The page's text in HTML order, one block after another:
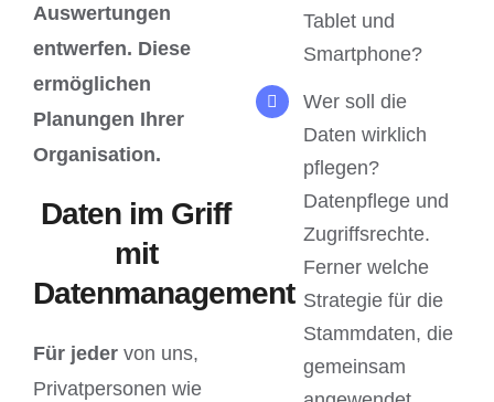
Auswertungen
entwerfen. Diese
ermöglichen
Planungen Ihrer
Organisation.
Daten im Griff
mit
Datenmanagement
Für jeder von uns,
Privatpersonen wie
Tablet und
Smartphone?
Wer soll die
Daten wirklich
pflegen?
Datenpflege und
Zugriffsrechte.
Ferner welche
Strategie für die
Stammdaten, die
gemeinsam